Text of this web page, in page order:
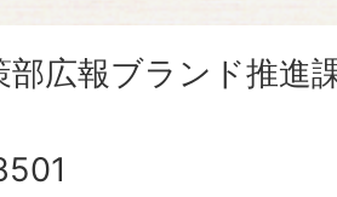
部広報ブランド推進